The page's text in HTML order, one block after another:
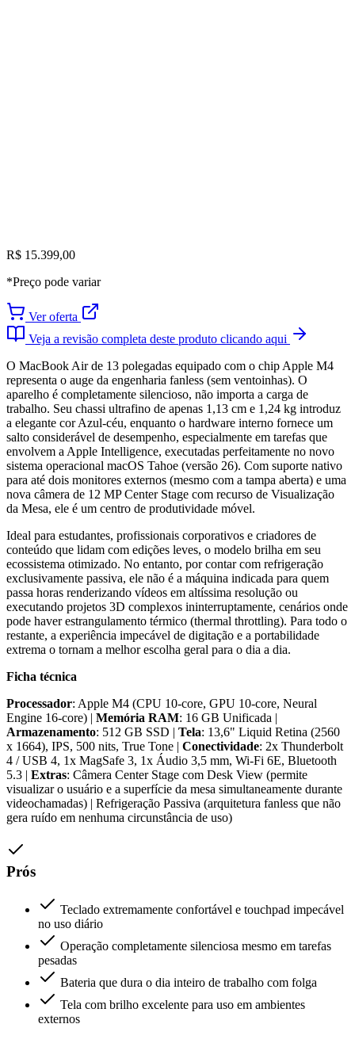
R$ 15.399,00
*Preço pode variar
Ver oferta
Veja a revisão completa deste produto clicando aqui
O MacBook Air de 13 polegadas equipado com o chip Apple M4
representa o auge da engenharia fanless (sem ventoinhas). O
aparelho é completamente silencioso, não importa a carga de
trabalho. Seu chassi ultrafino de apenas 1,13 cm e 1,24 kg introduz
a elegante cor Azul-céu, enquanto o hardware interno fornece um
salto considerável de desempenho, especialmente em tarefas que
envolvem a Apple Intelligence, executadas perfeitamente no novo
sistema operacional macOS Tahoe (versão 26). Com suporte nativo
para até dois monitores externos (mesmo com a tampa aberta) e uma
nova câmera de 12 MP Center Stage com recurso de Visualização
da Mesa, ele é um centro de produtividade móvel.
Ideal para estudantes, profissionais corporativos e criadores de
conteúdo que lidam com edições leves, o modelo brilha em seu
ecossistema otimizado. No entanto, por contar com refrigeração
exclusivamente passiva, ele não é a máquina indicada para quem
passa horas renderizando vídeos em altíssima resolução ou
executando projetos 3D complexos ininterruptamente, cenários onde
pode haver estrangulamento térmico (thermal throttling). Para todo o
restante, a experiência impecável de digitação e a portabilidade
extrema o tornam a melhor escolha geral para o dia a dia.
Ficha técnica
Processador: Apple M4 (CPU 10-core, GPU 10-core, Neural
Engine 16-core) | Memória RAM: 16 GB Unificada |
Armazenamento: 512 GB SSD | Tela: 13,6" Liquid Retina (2560
x 1664), IPS, 500 nits, True Tone | Conectividade: 2x Thunderbolt
4 / USB 4, 1x MagSafe 3, 1x Áudio 3,5 mm, Wi-Fi 6E, Bluetooth
5.3 | Extras: Câmera Center Stage com Desk View (permite
visualizar o usuário e a superfície da mesa simultaneamente durante
videochamadas) | Refrigeração Passiva (arquitetura fanless que não
gera ruído em nenhuma circunstância de uso)
Prós
Teclado extremamente confortável e touchpad impecável
no uso diário
Operação completamente silenciosa mesmo em tarefas
pesadas
Bateria que dura o dia inteiro de trabalho com folga
Tela com brilho excelente para uso em ambientes
externos